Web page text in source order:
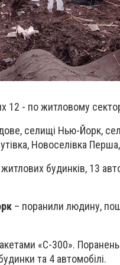
12 - по житловому
селищі Нью-Йорк,
Новоселівка
будинків, 13
– поранили людину,
«С-300». Поранень
та 4 автомобілі.